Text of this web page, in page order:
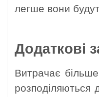
легше вони
Додаткові
Витрачає
розподіляються